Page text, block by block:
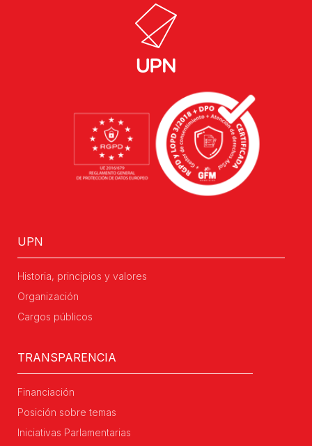
UPN
Historia, principios y valores
Organización
Cargos públicos
TRANSPARENCIA
Financiación
Posición sobre temas
Iniciativas Parlamentarias